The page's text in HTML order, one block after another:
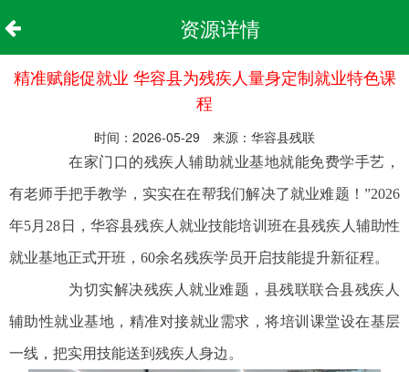
资源详情
精准赋能促就业 华容县为残疾人量身定制就业特色课
程
时间：2026-05-29 来源：华容县残联
在家门口的残疾人辅助就业基地就能免费学手艺，
有老师手把手教学，实实在在帮我们解决了就业难题！”2026
年5月28日，华容县残疾人就业技能培训班在县残疾人辅助性
就业基地正式开班，60余名残疾学员开启技能提升新征程。
为切实解决残疾人就业难题，县残联联合县残疾人
辅助性就业基地，精准对接就业需求，将培训课堂设在基层
一线，把实用技能送到残疾人身边。